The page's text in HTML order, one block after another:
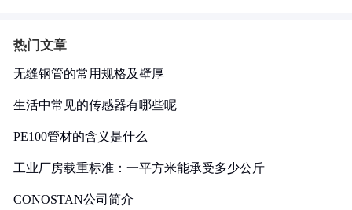
热门文章
无缝钢管的常用规格及壁厚
生活中常见的传感器有哪些呢
PE100管材的含义是什么
工业厂房载重标准：一平方米能承受多少公斤
CONOSTAN公司简介